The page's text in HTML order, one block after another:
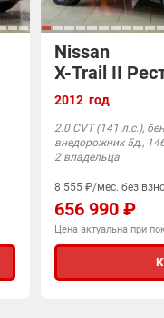
Nissan
X-Trail II
2012 год
2.0 CVT (141 л.с.),
внедорожник 5д.,
2 владельца
8 555 ₽/мес. без
656 990 ₽
Цена актуальна при